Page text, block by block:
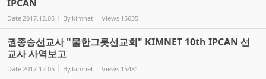
IPCAN
Date2017.12.05 By kimnet Views 15635
권종승선교사 "물한그릇선교회" KIMNET 10th IPCAN 선
교사 사역보고
Date2017.12.05 By kimnet Views 15481